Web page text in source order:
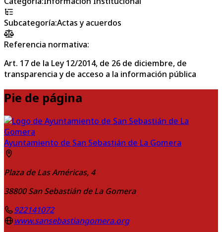
Subcategoría:Actas y acuerdos
Referencia normativa:
Art. 17 de la Ley 12/2014, de 26 de diciembre, de
transparencia y de acceso a la información pública
Pie de página
Ayuntamiento de San Sebastián de La Gomera
Plaza de Las Américas, 4
38800 San Sebastián de La Gomera
922141072
www.sansebastiangomera.org